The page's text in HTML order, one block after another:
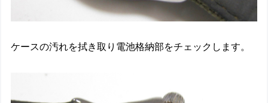
ケースの汚れを拭き取り電池格納部をチェックします。